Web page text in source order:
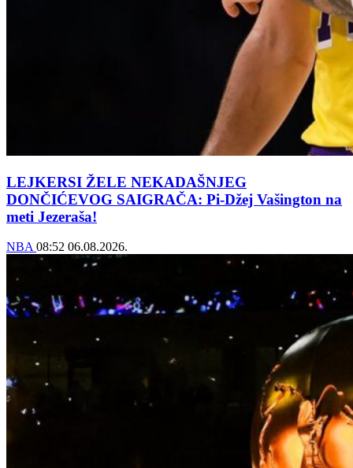
LEJKERSI ŽELE NEKADAŠNJEG
DONČIĆEVOG SAIGRAČA: Pi-Džej Vašington na
meti Jezeraša!
NBA 08:52 06.08.2026.